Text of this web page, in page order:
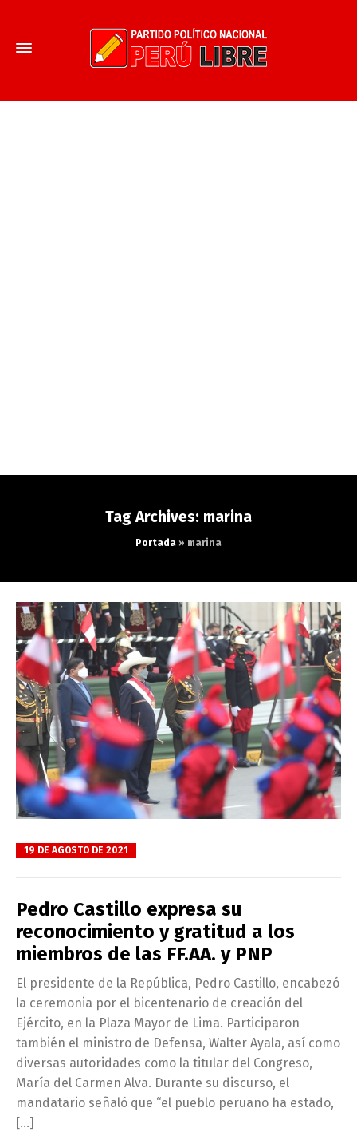
Tag Archives: marina
Portada » marina
19 DE AGOSTO DE 2021
Pedro Castillo expresa su
reconocimiento y gratitud a los
miembros de las FF.AA. y PNP
El presidente de la República, Pedro Castillo, encabezó
la ceremonia por el bicentenario de creación del
Ejército, en la Plaza Mayor de Lima. Participaron
también el ministro de Defensa, Walter Ayala, así como
diversas autoridades como la titular del Congreso,
María del Carmen Alva. Durante su discurso, el
mandatario señaló que “el pueblo peruano ha estado,
[…]